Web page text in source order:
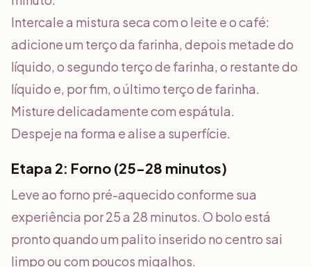
Intercale a mistura seca com o leite e o café:
adicione um terço da farinha, depois metade do
líquido, o segundo terço de farinha, o restante do
líquido e, por fim, o último terço de farinha.
Misture delicadamente com espátula.
Despeje na forma e alise a superfície.
Etapa 2: Forno (25-28 minutos)
Leve ao forno pré-aquecido conforme sua
experiência por 25 a 28 minutos. O bolo está
pronto quando um palito inserido no centro sai
limpo ou com poucos migalhos.